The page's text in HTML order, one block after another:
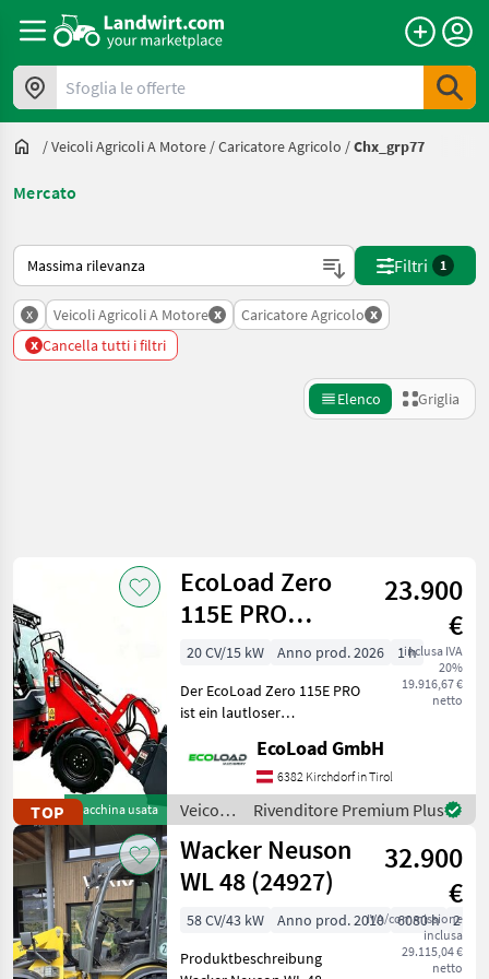
Sfoglia le offerte
/Veicoli Agricoli A Motore /Caricatore Agricolo /Chx_grp77
Mercato
Ecco come viene ordinato su Landwirt.com
Filtri 1
x Veicoli Agricoli A Motore x Caricatore Agricolo x
x Cancella tutti i filtri
Elenco Griglia
Paese Filtri
PERCORSO
ATTUALE
Settore
agricolo
Veicoli
Agricoli
Motore
Caricatore
Agricolo
SCEGLI
CATEGORIA
Reimposta
449
risultati
TOP Macchina usata
EcoLoad Zero
115E PRO
Hoflader Elektro
23.900
€
inclusa IVA
20%
19.916,67 €
netto
20 CV/15 kW Anno prod. 2026
1 h
Der EcoLoad Zero 115E PRO
ist ein lautloser
und Heizung, sehr sparsam
im Verbrauch und das alles
ohne Abgase. Achtung auf
den Bildern
EcoLoad GmbH
6382 Kirchdorf in Tirol
Veicoli
agricoli
a
motore
/
EcoLoad
Rivenditore Premium Plus
Wacker Neuson
WL 48 (24927)
32.900
€
IVA/commissione
inclusa
29.115,04 €
netto
58 CV/43 kW Anno prod. 2010 6080 h
2 cm
Produktbeschreibung